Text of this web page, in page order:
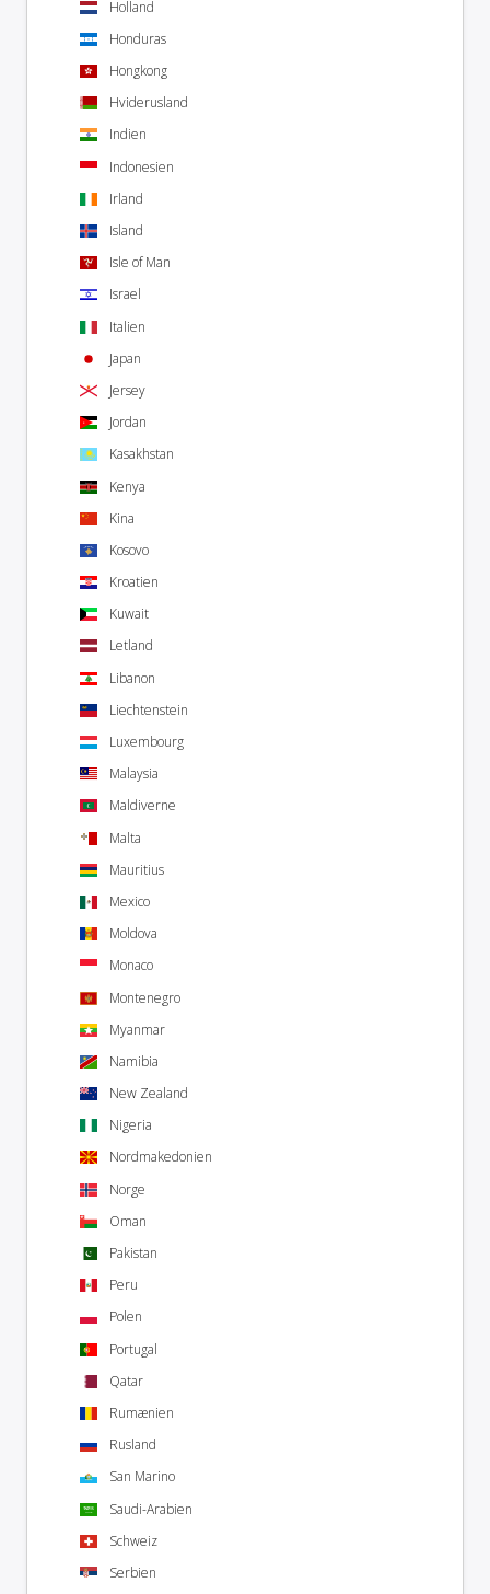
Holland
Honduras
Hongkong
Hviderusland
Indien
Indonesien
Irland
Island
Isle of Man
Israel
Italien
Japan
Jersey
Jordan
Kasakhstan
Kenya
Kina
Kosovo
Kroatien
Kuwait
Letland
Libanon
Liechtenstein
Luxembourg
Malaysia
Maldiverne
Malta
Mauritius
Mexico
Moldova
Monaco
Montenegro
Myanmar
Namibia
New Zealand
Nigeria
Nordmakedonien
Norge
Oman
Pakistan
Peru
Polen
Portugal
Qatar
Rumænien
Rusland
San Marino
Saudi-Arabien
Schweiz
Serbien